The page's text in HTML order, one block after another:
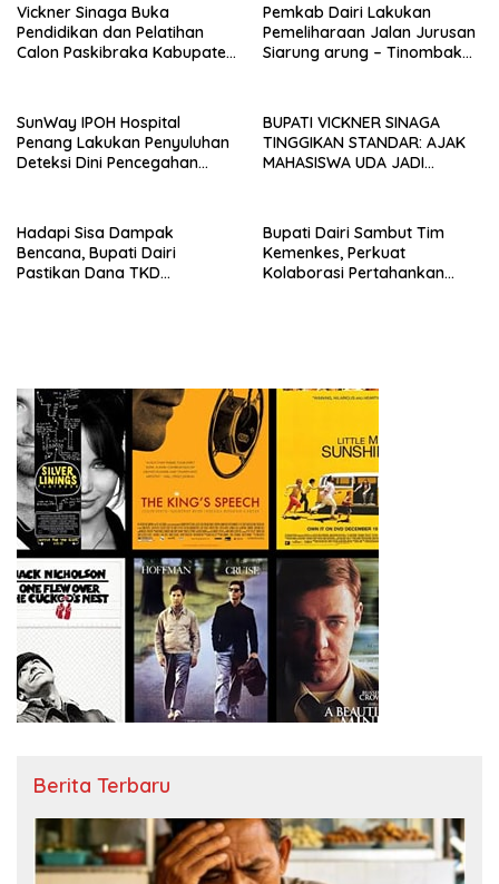
Vickner Sinaga Buka
Pendidikan dan Pelatihan
Calon Paskibraka Kabupaten
Pemkab Dairi Lakukan
Pemeliharaan Jalan Jurusan
Siarung arung – Tinombak
SunWay IPOH Hospital
Penang Lakukan Penyuluhan
Deteksi Dini Pencegahan
BUPATI VICKNER SINAGA
TINGGIKAN STANDAR: AJAK
MAHASISWA UDA JADI
LUNTUR ZAMAN
Hadapi Sisa Dampak
Bencana, Bupati Dairi
Pastikan Dana TKD
Bupati Dairi Sambut Tim
Kemenkes, Perkuat
Kolaborasi Pertahankan
Berita Terbaru